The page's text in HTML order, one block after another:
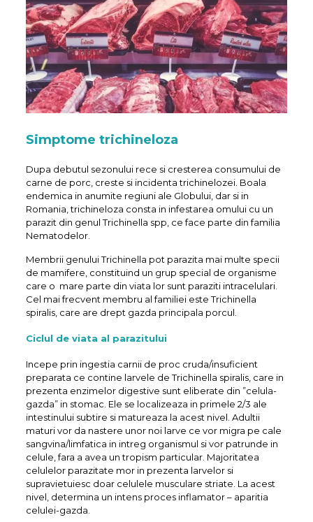
Simptome trichineloza
Dupa debutul sezonului rece si cresterea consumului de
carne de porc, creste si incidenta trichinelozei. Boala
endemica in anumite regiuni ale Globului, dar si in
Romania, trichineloza consta in infestarea omului cu un
parazit din genul Trichinella spp, ce face parte din familia
Nematodelor.
Membrii genului Trichinella pot parazita mai multe specii
de mamifere, constituind un grup special de organisme
care o mare parte din viata lor sunt paraziti intracelulari.
Cel mai frecvent membru al familiei este Trichinella
spiralis, care are drept gazda principala porcul.
Ciclul de viata al parazitului
Incepe prin ingestia carnii de proc cruda/insuficient
preparata ce contine larvele de Trichinella spiralis, care in
prezenta enzimelor digestive sunt eliberate din ”celula-
gazda” in stomac. Ele se localizeaza in primele 2/3 ale
intestinului subtire si matureaza la acest nivel. Adultii
maturi vor da nastere unor noi larve ce vor migra pe cale
sangvina/limfatica in intreg organismul si vor patrunde in
celule, fara a avea un tropism particular. Majoritatea
celulelor parazitate mor in prezenta larvelor si
supravietuiesc doar celulele musculare striate. La acest
nivel, determina un intens proces inflamator – aparitia
celulei-gazda.